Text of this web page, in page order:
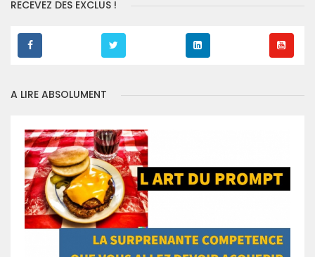
RECEVEZ DES EXCLUS !
A LIRE ABSOLUMENT